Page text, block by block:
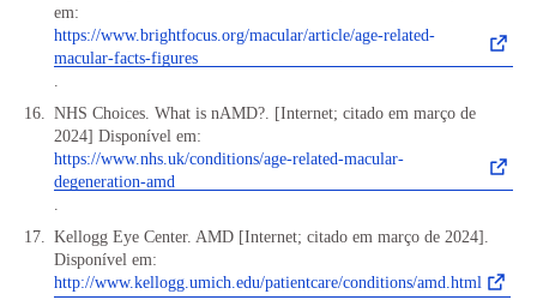
em:
https://www.brightfocus.org/macular/article/age-related-
macular-facts-figures
.
NHS Choices. What is nAMD?. [Internet; citado em março de
2024] Disponível em:
https://www.nhs.uk/conditions/age-related-macular-
degeneration-amd
.
Kellogg Eye Center. AMD [Internet; citado em março de 2024].
Disponível em:
http://www.kellogg.umich.edu/patientcare/conditions/amd.html